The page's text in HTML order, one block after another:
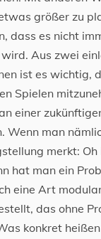
größer zu
dass es nicht
Aus zwei
ist es wichtig,
Spielen
einer
Wenn man
merkt:
hat man ein
eine Art
das ohne
konkret